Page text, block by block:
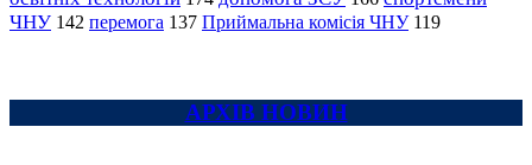
ЧНУ 142 перемога 137 Приймальна комісія ЧНУ 119
АРХІВ НОВИН